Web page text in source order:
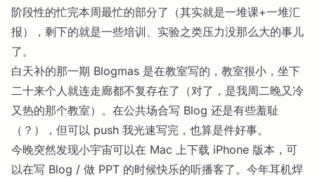
阶段性的忙完本周最忙的部分了（其实就是一堆课+一堆汇
报），剩下的就是一些培训、实验之类压力没那么大的事儿
了。
白天补的那一期 Blogmas 是在教室写的，教室很小，坐下
二十来个人就连走廊都不复存在了（对了，是我周二晚又冷
又热的那个教室）。在公共场合写 Blog 还是有些羞耻
（？），但可以 push 我光速写完，也算是件好事。
今晚突然发现小宇宙可以在 Mac 上下载 iPhone 版本，可
以在写 Blog / 做 PPT 的时候快乐的听播客了。今年耳机焊